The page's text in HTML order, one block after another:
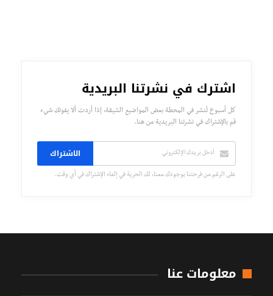
اشترك في نشرتنا البريدية
كل أسبوع تُنشر في المحطة بعض المواضيع الشيقة، إذا أردت ألا يفوتك شيء
قم بالإشتراك في نشرتنا البريدية من هنا.
الاشتراك
على الرغم من فرحتنا بوجودك معنا، لك الحرية في إلغاء الإشتراك في أي وقت.
معلومات عنا